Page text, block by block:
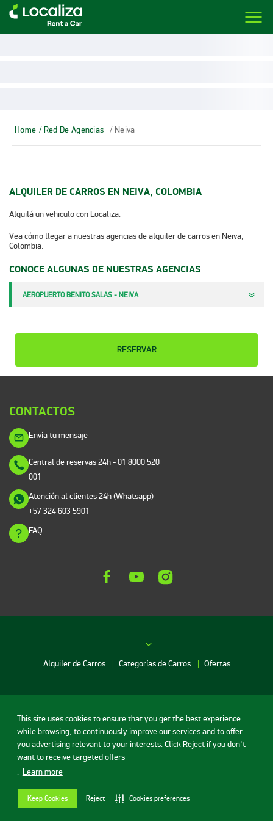
This site uses cookies to ensure that you get the best experience
while browsing, to continuously improve our services and to offer
you advertising relevant to your interests. Click Reject if you don't
want to receive targeted offers
. Learn more
Keep Cookies Reject Cookies preferences
LOCALIZA ALQUILER DE VEHÍCULOS | LOCALIZA menu
Home / Red De Agencias / Neiva
ALQUILER DE CARROS EN NEIVA, COLOMBIA
Alquilá un vehiculo con Localiza.
Vea cómo llegar a nuestras agencias de alquiler de carros en Neiva,
Colombia:​​​​
CONOCE ALGUNAS DE NUESTRAS AGENCIAS
AEROPUERTO BENITO SALAS - NEIVA
RESERVAR
CONTACTOS
Envía tu mensaje
Central de reservas 24h- 01 8000 520
001
Atención al clientes 24h (Whatsapp)-
+57 324 603 5901
FAQ
Alquiler de Carros Categorías de Carros Ofertas
Alquiler de Carros en Bogotá
Alquiler de Carros en Bucaramanga
Condiciones de uso
Política de privacidad
Contrato de alquiler de autos
Contrato de alquiler de autos VTL
Términos y Condiciones Pago en Linea
©Localiza - Todos los derechos reservados
v.20.44.1